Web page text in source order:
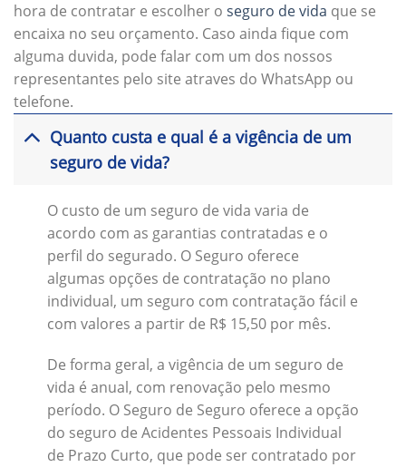
hora de contratar e escolher o seguro de vida que se
encaixa no seu orçamento. Caso ainda fique com
alguma duvida, pode falar com um dos nossos
representantes pelo site atraves do WhatsApp ou
telefone.
Quanto custa e qual é a vigência de um
seguro de vida?
O custo de um seguro de vida varia de
acordo com as garantias contratadas e o
perfil do segurado. O Seguro oferece
algumas opções de contratação no plano
individual, um seguro com contratação fácil e
com valores a partir de R$ 15,50 por mês.
De forma geral, a vigência de um seguro de
vida é anual, com renovação pelo mesmo
período. O Seguro de Seguro oferece a opção
do seguro de Acidentes Pessoais Individual
de Prazo Curto, que pode ser contratado por